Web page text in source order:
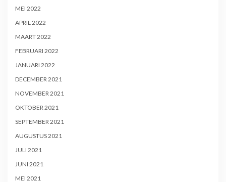
MEI 2022
APRIL 2022
MAART 2022
FEBRUARI 2022
JANUARI 2022
DECEMBER 2021
NOVEMBER 2021
OKTOBER 2021
SEPTEMBER 2021
AUGUSTUS 2021
JULI 2021
JUNI 2021
MEI 2021